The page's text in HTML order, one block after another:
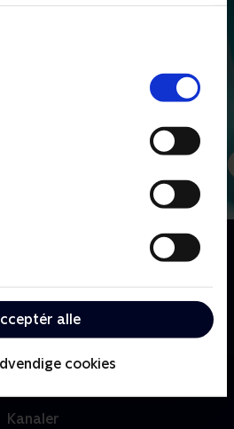
alle
cookies
hold dyster om at finde de
til finalen og vinde
Kanaler